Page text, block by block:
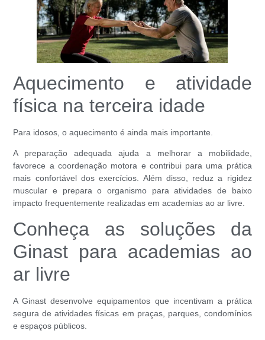
Aquecimento e atividade
física na terceira idade
Para idosos, o aquecimento é ainda mais importante.
A preparação adequada ajuda a melhorar a mobilidade,
favorece a coordenação motora e contribui para uma prática
mais confortável dos exercícios. Além disso, reduz a rigidez
muscular e prepara o organismo para atividades de baixo
impacto frequentemente realizadas em academias ao ar livre.
Conheça as soluções da
Ginast para academias ao
ar livre
A Ginast desenvolve equipamentos que incentivam a prática
segura de atividades físicas em praças, parques, condomínios
e espaços públicos.